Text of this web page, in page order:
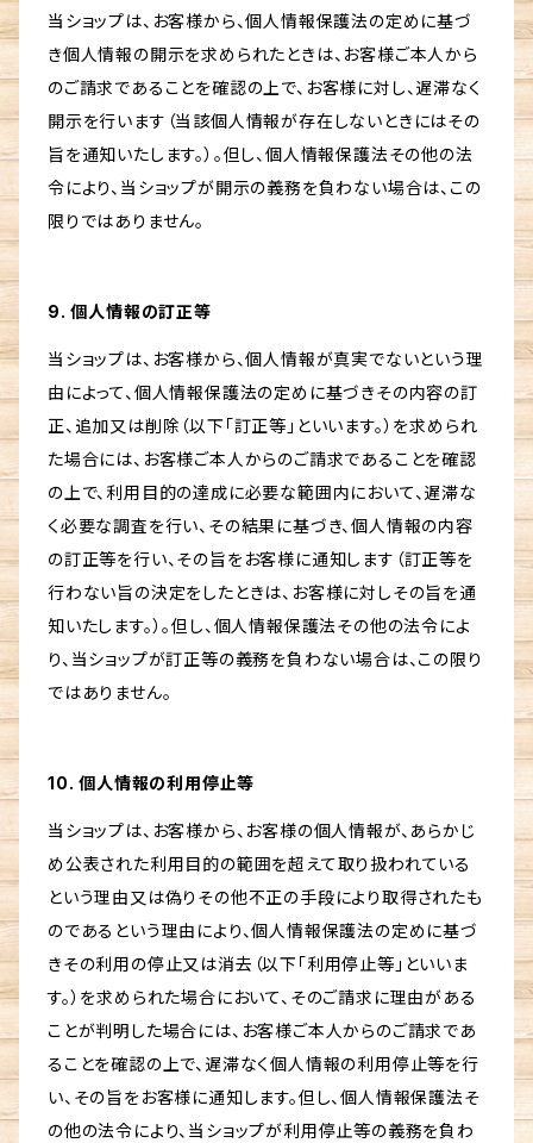
当ショップは、お客様から、個人情報保護法の定めに基づ
き個人情報の開示を求められたときは、お客様ご本人から
のご請求であることを確認の上で、お客様に対し、遅滞なく
開示を行います（当該個人情報が存在しないときにはその
旨を通知いたします。）。但し、個人情報保護法その他の法
令により、当ショップが開示の義務を負わない場合は、この
限りではありません。
9. 個人情報の訂正等
当ショップは、お客様から、個人情報が真実でないという理
由によって、個人情報保護法の定めに基づきその内容の訂
正、追加又は削除（以下「訂正等」といいます。）を求められ
た場合には、お客様ご本人からのご請求であることを確認
の上で、利用目的の達成に必要な範囲内において、遅滞な
く必要な調査を行い、その結果に基づき、個人情報の内容
の訂正等を行い、その旨をお客様に通知します（訂正等を
行わない旨の決定をしたときは、お客様に対しその旨を通
知いたします。）。但し、個人情報保護法その他の法令によ
り、当ショップが訂正等の義務を負わない場合は、この限り
ではありません。
10. 個人情報の利用停止等
当ショップは、お客様から、お客様の個人情報が、あらかじ
め公表された利用目的の範囲を超えて取り扱われている
という理由又は偽りその他不正の手段により取得されたも
のであるという理由により、個人情報保護法の定めに基づ
きその利用の停止又は消去（以下「利用停止等」といいま
す。）を求められた場合において、そのご請求に理由がある
ことが判明した場合には、お客様ご本人からのご請求であ
ることを確認の上で、遅滞なく個人情報の利用停止等を行
い、その旨をお客様に通知します。但し、個人情報保護法そ
の他の法令により、当ショップが利用停止等の義務を負わ